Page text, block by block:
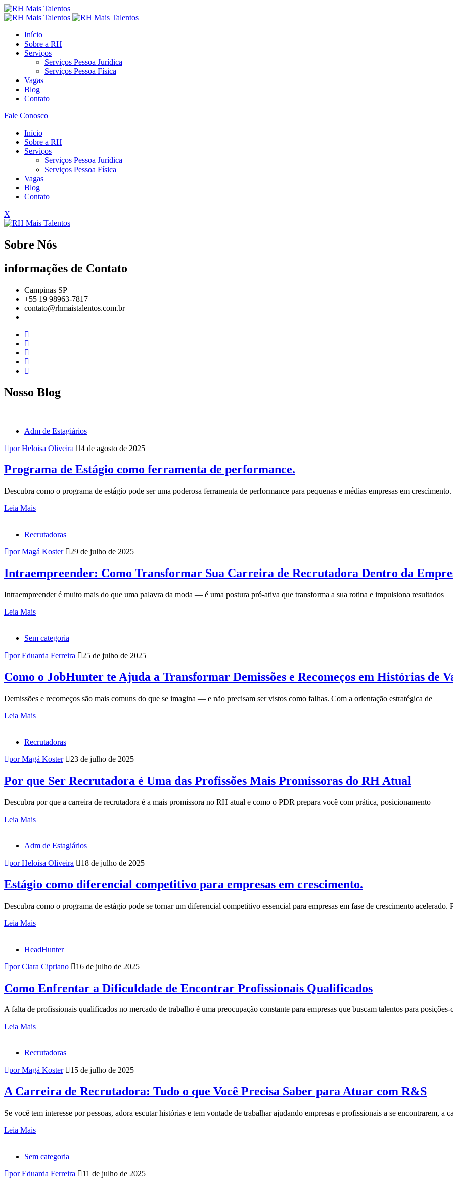
Início
Sobre a RH
Serviços
Serviços Pessoa Jurídica
Serviços Pessoa Física
Vagas
Blog
Contato
Fale Conosco
Início
Sobre a RH
Serviços
Serviços Pessoa Jurídica
Serviços Pessoa Física
Vagas
Blog
Contato
X
Sobre Nós
informações de Contato
Campinas SP
+55 19 98963-7817
contato@rhmaistalentos.com.br
Nosso Blog
Adm de Estagiários
por Heloisa Oliveira
4 de agosto de 2025
Programa de Estágio como ferramenta de performance.
Descubra como o programa de estágio pode ser uma poderosa ferramenta de performance para pequenas e médias empresas em
Leia Mais
Recrutadoras
por Magá Koster
29 de julho de 2025
Intraempreender: Como Transformar Sua Carreira de Recrutadora Dentro da
Intraempreender é muito mais do que uma palavra da moda — é uma postura pró-ativa que transforma a sua rotina e impulsiona resultados
Leia Mais
Sem categoria
por Eduarda Ferreira
25 de julho de 2025
Como o JobHunter te Ajuda a Transformar Demissões e Recomeços em Histórias de
Demissões e recomeços são mais comuns do que se imagina — e não precisam ser vistos como falhas. Com a orientação estratégica de
Leia Mais
Recrutadoras
por Magá Koster
23 de julho de 2025
Por que Ser Recrutadora é Uma das Profissões Mais Promissoras do RH Atual
Descubra por que a carreira de recrutadora é a mais promissora no RH atual e como o PDR prepara você com prática, posicionamento
Leia Mais
Adm de Estagiários
por Heloisa Oliveira
18 de julho de 2025
Estágio como diferencial competitivo para empresas em crescimento.
Descubra como o programa de estágio pode se tornar um diferencial competitivo essencial para empresas em fase de crescimento acelerado.
Leia Mais
HeadHunter
por Clara Cipriano
16 de julho de 2025
Como Enfrentar a Dificuldade de Encontrar Profissionais Qualificados
A falta de profissionais qualificados no mercado de trabalho é uma preocupação constante para empresas que buscam talentos para posições-
Leia Mais
Recrutadoras
por Magá Koster
15 de julho de 2025
A Carreira de Recrutadora: Tudo o que Você Precisa Saber para Atuar com R&S
Se você tem interesse por pessoas, adora escutar histórias e tem vontade de trabalhar ajudando empresas e profissionais a se encontrarem, a
Leia Mais
Sem categoria
por Eduarda Ferreira
11 de julho de 2025